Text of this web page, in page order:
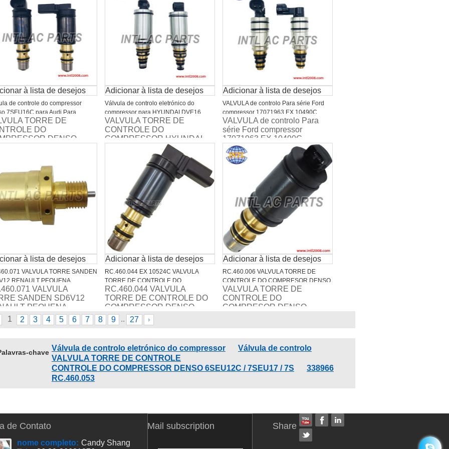
à lista de desejos
de controle do compressor
7SEU16C para Audi Para
auto car ac
TORRE DE
DO
DENSO
(9.2CM)
Adicionar à lista de desejos
Válvula de controlo eletrónico do
compressor para HYUNDAI DVE16
602447689772 GL-ECV43O 94mm
VALVULA TORRE DE
CONTROLE DO
COMPRESSOR HYUNDAI
SONATA / AZERA / ELANTRA
Adicionar à lista de desejos
VALVULA de controlo Para série Ford
compressor 17071963 EX 10490C
VALVULA de controlo Para
série Ford compressor
17071963 EX 10490C
à lista de desejos
VALVULA TORRE SANDEN
RENAULT PEQUENA
VALVULA
SANDEN SD6V12
PEQUENA
Adicionar à lista de desejos
RC.460.044 EX 10524C VALVULA
TORRE DE CONTROLE DO
COMPRESSOR DENSO 5SEL12C
6SEL16C - CITROEN C4 LOUNGE /
PEUGEOT 308 (9,7CM)
RC.460.044 VALVULA
TORRE DE CONTROLE DO
COMPRESSOR DENSO
5SEL12C 6SEL16C-
CITROEN C4 LOUNGE /
Adicionar à lista de desejos
RC.460.006 VALVULA TORRE DE
CONTROLE DO COMPRESOR DENSO
6SEU12C / 7SEU17 / 7SBU17C AUDI /
BMW
VALVULA TORRE DE
CONTROLE DO
COMPRESOR DENSO
1 2 3 4 5 6 7 8 9 ... 27
chave Válvula de controlo eletrónico do compressor
Válvula de controlo
VALVULA TORRE DE CONTROLE
CONTROLE DO COMPRESSOR DENSO 6SEU12C / 7SEU17 / 7S
338966
RC.460.053
de Contato
nome completo: Candy Shang
Mail subscription Share